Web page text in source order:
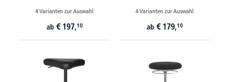
4 Varianten zur Auswahl
ab € 197,10
4 Varianten zur Auswahl
ab € 179,10